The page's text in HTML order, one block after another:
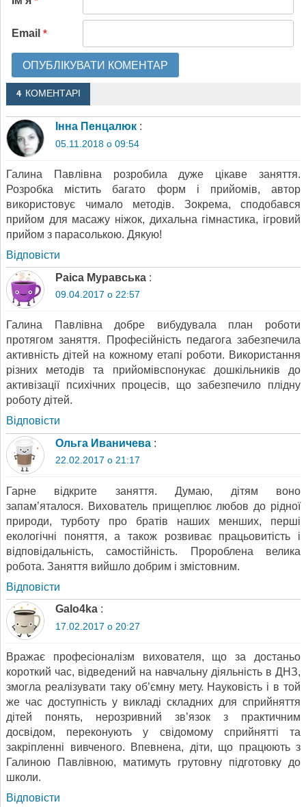
Email *
4 КОМЕНТАРІ
Інна Пенцалюк :
05.11.2018 о 09:54
Галина Павлівна розробила дуже цікаве заняття.
Розробка містить багато форм і прийомів, автор
використовує чимало методів. Зокрема, сподобався
прийом для масажу ніжок, дихальна гімнастика, ігровий
прийом з парасолькою. Дякую!
Відповіcти
Раіса Муравська :
09.04.2017 о 22:57
Галина Павлівна добре вибудувала план роботи
протягом заняття. Професійність педагога забезпечила
активність дітей на кожному етапі роботи. Використання
різних методів та прийомівспонукає дошкільників до
активізації психічних процесів, що забезпечило плідну
роботу дітей.
Відповіcти
Ольга Иваничева :
22.02.2017 о 21:17
Гарне відкрите заняття. Думаю, дітям воно
запам’яталося. Вихователь прищеплює любов до рідної
природи, турботу про братів наших менших, перші
екологічні поняття, а також розвиває працьовитість і
відповідальність, самостійність. Пророблена велика
робота. Заняття вийшло добрим і змістовним.
Відповіcти
Galo4ka :
17.02.2017 о 20:27
Вражає професіоналізм вихователя, що за достаньо
короткий час, відведений на навчальну діяльність в ДНЗ,
змогла реалізувати таку об’ємну мету. Науковість і в той
же час доступність у викладі складних для сприйняття
дітей понять, нерозривний зв’язок з практичним
досвідом, переконують у свідомому сприйнятті та
закріпленні вивченого. Впевнена, діти, що працюють з
Галиною Павлівною, матимуть грутовну підготовку до
школи.
Відповіcти